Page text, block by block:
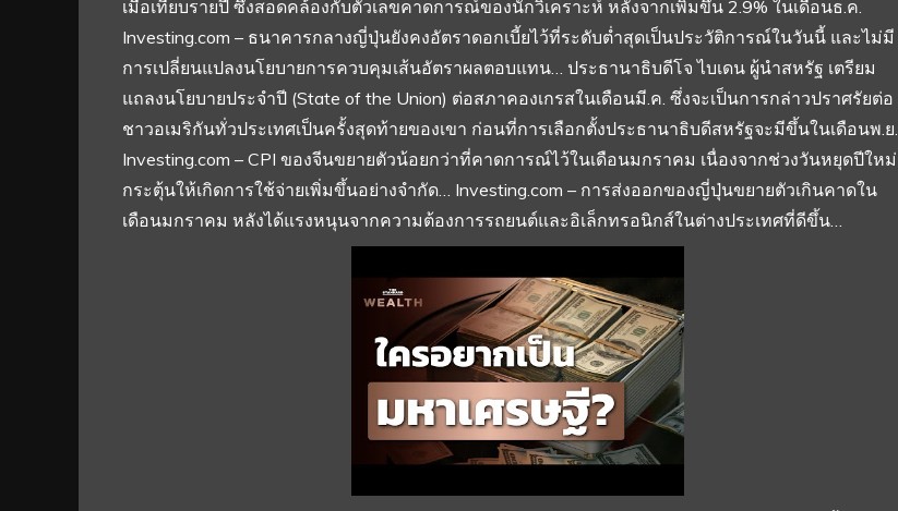
เมื่อเทียบรายปี ซึ่งสอดคล้องกับตัวเลขคาดการณ์ของนักวิเคราะห์ หลังจากเพิ่มขึ้น 2.9% ในเดือนธ.ค.
Investing.com – ธนาคารกลางญี่ปุ่นยังคงอัตราดอกเบี้ยไว้ที่ระดับต่ำสุดเป็นประวัติการณ์ในวันนี้ และไม่มี
การเปลี่ยนแปลงนโยบายการควบคุมเส้นอัตราผลตอบแทน… ประธานาธิบดีโจ ไบเดน ผู้นำสหรัฐ เตรียม
แถลงนโยบายประจำปี (State of the Union) ต่อสภาคองเกรสในเดือนมี.ค. ซึ่งจะเป็นการกล่าวปราศรัยต่อ
ชาวอเมริกันทั่วประเทศเป็นครั้งสุดท้ายของเขา ก่อนที่การเลือกตั้งประธานาธิบดีสหรัฐจะมีขึ้นในเดือนพ.ย.
Investing.com – CPI ของจีนขยายตัวน้อยกว่าที่คาดการณ์ไว้ในเดือนมกราคม เนื่องจากช่วงวันหยุดปีใหม่
กระตุ้นให้เกิดการใช้จ่ายเพิ่มขึ้นอย่างจำกัด… Investing.com – การส่งออกของญี่ปุ่นขยายตัวเกินคาดใน
เดือนมกราคม หลังได้แรงหนุนจากความต้องการรถยนต์และอิเล็กทรอนิกส์ในต่างประเทศที่ดีขึ้น…